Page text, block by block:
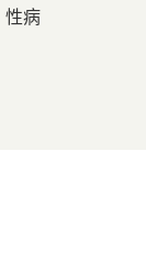
性病